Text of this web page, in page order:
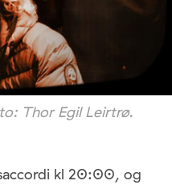
Thor Egil Leirtrø.
kl 20:00, og